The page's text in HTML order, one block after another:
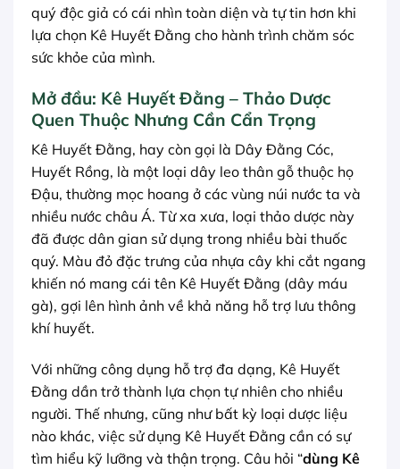
quý độc giả có cái nhìn toàn diện và tự tin hơn khi
lựa chọn Kê Huyết Đằng cho hành trình chăm sóc
sức khỏe của mình.
Mở đầu: Kê Huyết Đằng – Thảo Dược
Quen Thuộc Nhưng Cần Cẩn Trọng
Kê Huyết Đằng, hay còn gọi là Dây Đằng Cóc,
Huyết Rồng, là một loại dây leo thân gỗ thuộc họ
Đậu, thường mọc hoang ở các vùng núi nước ta và
nhiều nước châu Á. Từ xa xưa, loại thảo dược này
đã được dân gian sử dụng trong nhiều bài thuốc
quý. Màu đỏ đặc trưng của nhựa cây khi cắt ngang
khiến nó mang cái tên Kê Huyết Đằng (dây máu
gà), gợi lên hình ảnh về khả năng hỗ trợ lưu thông
khí huyết.
Với những công dụng hỗ trợ đa dạng, Kê Huyết
Đằng dần trở thành lựa chọn tự nhiên cho nhiều
người. Thế nhưng, cũng như bất kỳ loại dược liệu
nào khác, việc sử dụng Kê Huyết Đằng cần có sự
tìm hiểu kỹ lưỡng và thận trọng. Câu hỏi “dùng Kê